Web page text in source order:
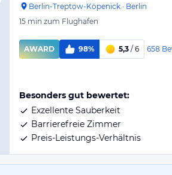
Berlin-Treptow-Köpenick · Berlin
15 min zum Flughafen
AWARD 98% 5,3 / 6 658
Besonders gut bewertet:
Exzellente Sauberkeit
Barrierefreie Zimmer
Preis-Leistungs-Verhältnis